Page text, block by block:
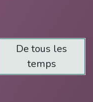
De tous les
temps